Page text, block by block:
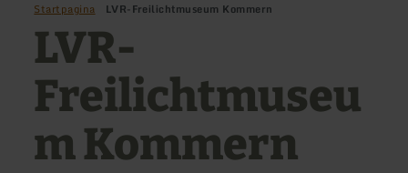
Startpagina LVR-Freilichtmuseum Kommern
LVR-
Freilichtmuseu
m Kommern